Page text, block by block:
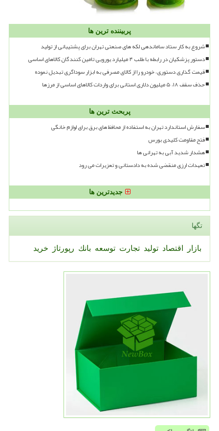
پربیننده ترین ها
شروع به کار ستاد ساماندهی لکه های صنعتی تهران برای پشتیبانی از تولید
دستور پزشکیان در رابطه با طلب ۴ میلیارد یورویی تامین کنندگان کالاهای اساسی
قیمت گذاری دستوری، خودرو را از کالای مصرفی به ابزار سوداگری تبدیل نموده
حذف سقف ۱۸، ۵ میلیون دلاری استانی برای واردات کالاهای اساسی از مرزها
پربحث ترین ها
سفارش استاندارد تهران به استفاده از محافظ های برق برای لوازم خانگی
فتح مقاومت کلیدی بورس
هشدار شدید آبی به تهرانی ها
تعهدات ارزی منقضی شده به دادستانی و تعزیرات می رود
جدیدترین ها
تگها
بازار اقتصاد تولید تجارت توسعه بانك رپورتاژ خرید